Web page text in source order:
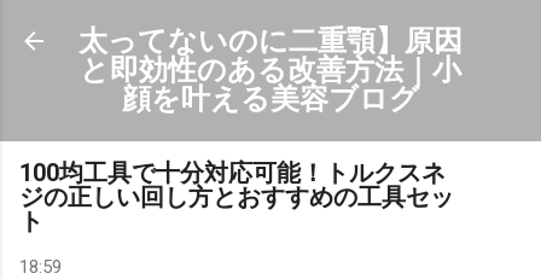
スキップしてメイン コンテンツに移動
太ってないのに二重顎】原因
と即効性のある改善方法｜小
顔を叶える美容ブログ
100均工具で十分対応可能！トルクスネ
ジの正しい回し方とおすすめの工具セッ
ト
18:59